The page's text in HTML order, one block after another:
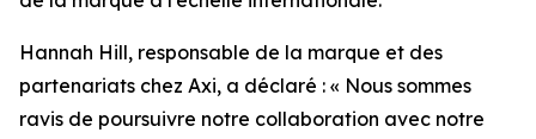
Hannah Hill, responsable de la marque et des
partenariats chez Axi, a déclaré : « Nous sommes
ravis de poursuivre notre collaboration avec notre